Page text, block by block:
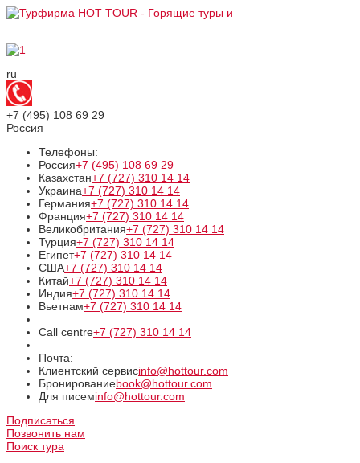
ru
+7 (495) 108 69 29
Россия
Телефоны:
Россия+7 (495) 108 69 29
Казахстан+7 (727) 310 14 14
Украина+7 (727) 310 14 14
Германия+7 (727) 310 14 14
Франция+7 (727) 310 14 14
Великобритания+7 (727) 310 14 14
Турция+7 (727) 310 14 14
Египет+7 (727) 310 14 14
США+7 (727) 310 14 14
Китай+7 (727) 310 14 14
Индия+7 (727) 310 14 14
Вьетнам+7 (727) 310 14 14
Call centre+7 (727) 310 14 14
Почта:
Клиентский сервисinfo@hottour.com
Бронированиеbook@hottour.com
Для писемinfo@hottour.com
Подписаться
Позвонить нам
Поиск тура